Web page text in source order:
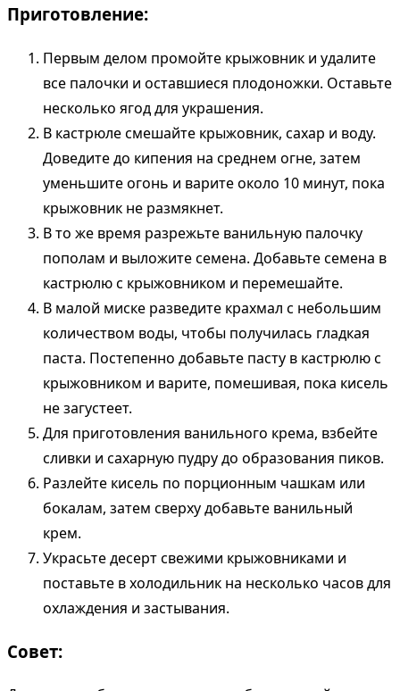
Приготовление:
Первым делом промойте крыжовник и удалите
все палочки и оставшиеся плодоножки. Оставьте
несколько ягод для украшения.
В кастрюле смешайте крыжовник, сахар и воду.
Доведите до кипения на среднем огне, затем
уменьшите огонь и варите около 10 минут, пока
крыжовник не размякнет.
В то же время разрежьте ванильную палочку
пополам и выложите семена. Добавьте семена в
кастрюлю с крыжовником и перемешайте.
В малой миске разведите крахмал с небольшим
количеством воды, чтобы получилась гладкая
паста. Постепенно добавьте пасту в кастрюлю с
крыжовником и варите, помешивая, пока кисель
не загустеет.
Для приготовления ванильного крема, взбейте
сливки и сахарную пудру до образования пиков.
Разлейте кисель по порционным чашкам или
бокалам, затем сверху добавьте ванильный
крем.
Украсьте десерт свежими крыжовниками и
поставьте в холодильник на несколько часов для
охлаждения и застывания.
Совет: